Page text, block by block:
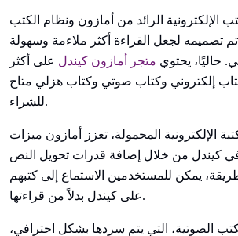
الإلكترونية الرائد من أمازون ونظام الكتب
تم تصميمه لجعل القراءة أكثر ملاءمة وسهولة
حاليًا، يحتوي متجر أمازون كيندل على أكثر
كتاب إلكتروني وكتاب صوتي وكتاب هزلي متاح
للشراء.
الإلكترونية المحمولة، تعزز أمازون ميزات
في كيندل من خلال إضافة قدرات تحويل النص
يمكن للمستخدمين الاستماع إلى كتبهم
على كيندل بدلاً من قراءتها.
الصوتية، التي يتم سردها بشكل احترافي،